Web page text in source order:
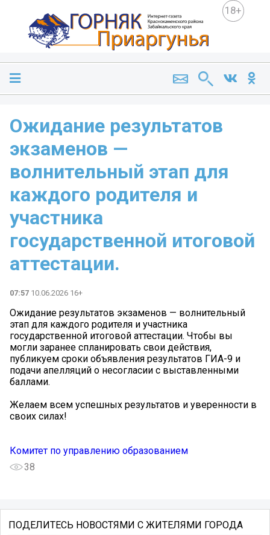
18+
Ожидание результатов
экзаменов —
волнительный этап для
каждого родителя и
участника
государственной итоговой
аттестации.
07:57 10.06.2026 16+
Ожидание результатов экзаменов — волнительный
этап для каждого родителя и участника
государственной итоговой аттестации. Чтобы вы
могли заранее спланировать свои действия,
публикуем сроки объявления результатов ГИА-9 и
подачи апелляций о несогласии с выставленными
баллами.
Желаем всем успешных результатов и уверенности в
своих силах!
Комитет по управлению образованием
38
ПОДЕЛИТЕСЬ НОВОСТЯМИ С ЖИТЕЛЯМИ ГОРОДА